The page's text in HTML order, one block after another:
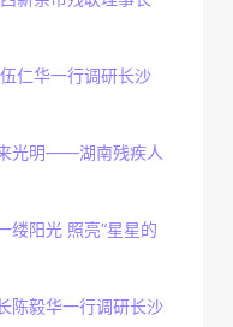
仁华一行调研长沙
光明——湖南残疾人
缕阳光 照亮“星星的
陈毅华一行调研长沙